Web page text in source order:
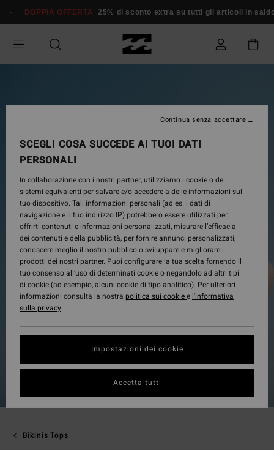
alle
prodotto
DOPPIA OFFERTA 25% di sconto extra su tutti gli articoli in saldo*
Bikinis Tops
SCEGLI COSA SUCCEDE AI TUOI DATI
PERSONALI
In collaborazione con i nostri partner, utilizziamo i cookie o dei
sistemi equivalenti per salvare e/o accedere a delle informazioni sul
tuo dispositivo. Tali informazioni personali (ad es. i dati di
navigazione e il tuo indirizzo IP) potrebbero essere utilizzati per:
offrirti contenuti e informazioni personalizzati, misurare l’efficacia
dei contenuti e della pubblicità, per fornire annunci personalizzati,
conoscere meglio il nostro pubblico o sviluppare e migliorare i
prodotti dei nostri partner. Puoi configurare la tua scelta fornendo il
tuo consenso all’uso di determinati cookie o negandolo ad altri tipi
di cookie (ad esempio, alcuni cookie di tipo analitico). Per ulteriori
informazioni consulta la nostra politica sui cookiee l'informativa
sulla privacy.
Impostazioni dei cookie
Continua senza accettare
Accetta tutti